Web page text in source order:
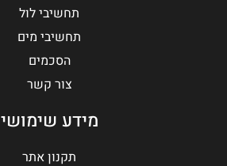
תחשיבי לול
תחשיבי מים
הסכמים
צור קשר
מידע שימושי
תקנון אתר